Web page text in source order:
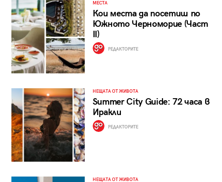
МЕСТА
Кои места да посетиш по
Южното Черноморие (Част
II)
РЕДАКТОРИТЕ
НЕЩАТА ОТ ЖИВОТА
Summer City Guide: 72 часа в
Иракли
РЕДАКТОРИТЕ
НЕЩАТА ОТ ЖИВОТА